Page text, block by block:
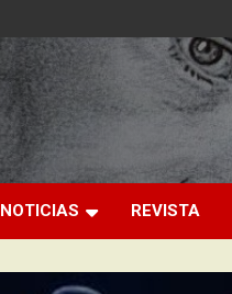
NOTICIAS REVISTA